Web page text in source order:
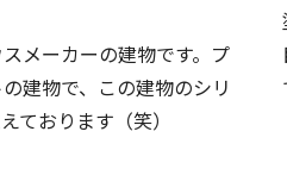
メーカーの建物です。プ
建物で、この建物のシリ
ております（笑）